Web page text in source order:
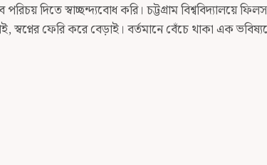
দিতে স্বাচ্ছন্দ্যবোধ করি। চট্টগ্রাম বিশ্ববিদ্যালয়ে
স্বপ্নের ফেরি করে বেড়াই। বর্তমানে বেঁচে থাকা এক